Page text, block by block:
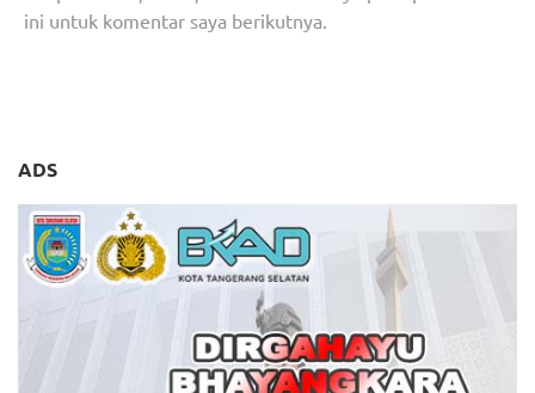
ini untuk komentar saya berikutnya.
ADS